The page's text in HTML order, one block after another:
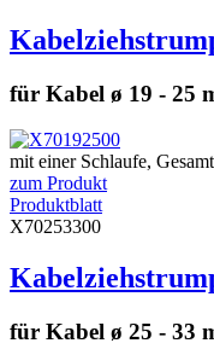
für Kabel ø 19 - 25
mit einer Schlaufe,
zum Produkt
Produktblatt
X70253300
für Kabel ø 25 - 33